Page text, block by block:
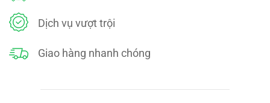
Dịch vụ vượt trội
Giao hàng nhanh chóng